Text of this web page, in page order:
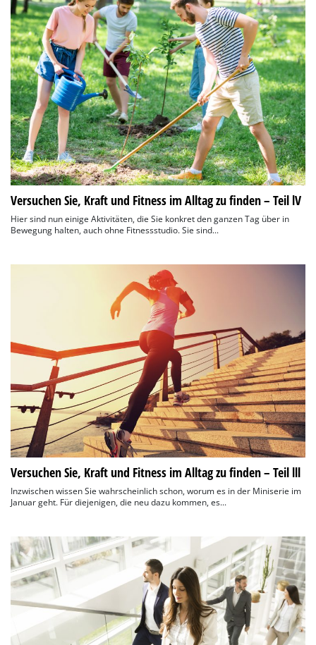
Versuchen Sie, Kraft und Fitness im Alltag zu finden – Teil lV
Hier sind nun einige Aktivitäten, die Sie konkret den ganzen Tag über in
Bewegung halten, auch ohne Fitnessstudio. Sie sind...
Versuchen Sie, Kraft und Fitness im Alltag zu finden – Teil lll
Inzwischen wissen Sie wahrscheinlich schon, worum es in der Miniserie im
Januar geht. Für diejenigen, die neu dazu kommen, es...